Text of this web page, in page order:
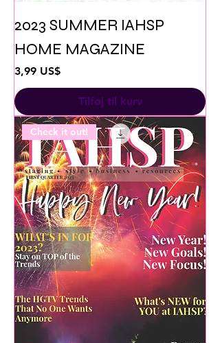
2023 SUMMER IAHSP
HOME MAGAZINE
Pris
3,99 US$
Tilføj til kurv
Check it out!